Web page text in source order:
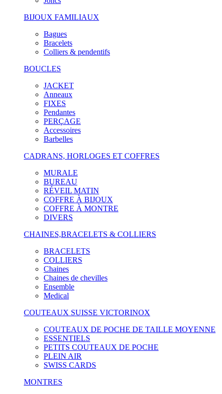
BIJOUX FAMILIAUX
Bagues
Bracelets
Colliers & pendentifs
BOUCLES
JACKET
Anneaux
FIXES
Pendantes
PERÇAGE
Accessoires
Barbelles
CADRANS, HORLOGES ET COFFRES
MURALE
BUREAU
RÉVEIL MATIN
COFFRE À BIJOUX
COFFRE À MONTRE
DIVERS
CHAINES,BRACELETS & COLLIERS
BRACELETS
COLLIERS
Chaines
Chaines de chevilles
Ensemble
Medical
COUTEAUX SUISSE VICTORINOX
COUTEAUX DE POCHE DE TAILLE MOYENNE
ESSENTIELS
PETITS COUTEAUX DE POCHE
PLEIN AIR
SWISS CARDS
MONTRES